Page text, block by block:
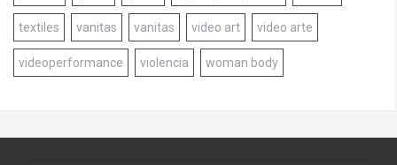
textiles vanitas vanitas video art video arte
videoperformance violencia woman body